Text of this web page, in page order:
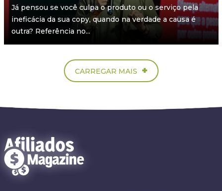
Já pensou se você culpa o produto ou o serviço pela
ineficácia da sua copy, quando na verdade a causa é
outra? Referência no...
CARREGAR MAIS +